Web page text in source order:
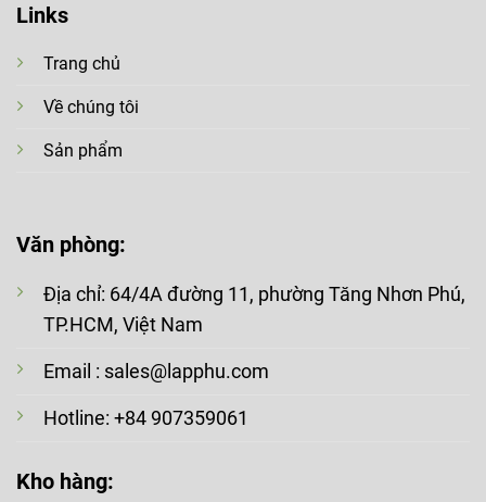
Links
Trang chủ
Về chúng tôi
Sản phẩm
Văn phòng:
Địa chỉ: 64/4A đường 11, phường Tăng Nhơn Phú,
TP.HCM, Việt Nam
Email : sales@lapphu.com
Hotline: +84 907359061
Kho hàng: